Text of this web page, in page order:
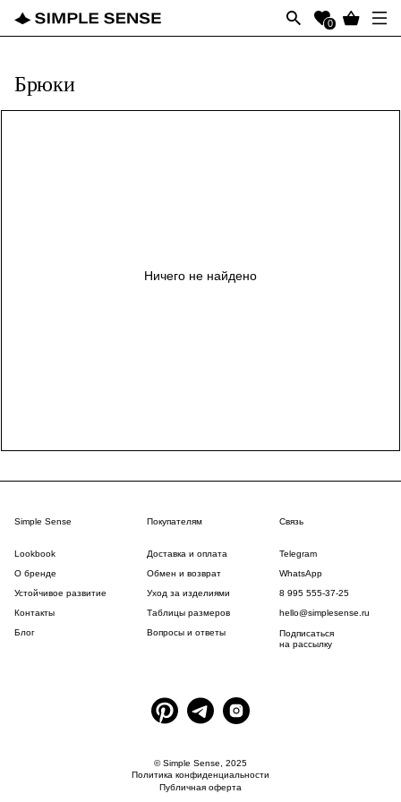
0
Брюки
Ничего не найдено
Simple Sense Покупателям Связь
Lookbook
О бренде
Устойчивое развитие
Контакты
Блог
Доставка и оплата
Обмен и возврат
Уход за изделиями
Таблицы размеров
Вопросы и ответы
Telegram
WhatsApp
8 995 555-37-25
Подписаться
на рассылку
hello@simplesense.ru
© Simple Sense, 2025
Политика конфиденциальности
Публичная оферта